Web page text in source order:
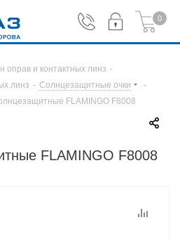
0
оправ и контактных линз -
линз - Солнцезащитные очки
-
FLAMINGO F8008
FLAMINGO F8008